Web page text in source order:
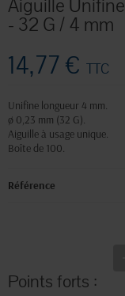
Aiguille
- 32 G / 4 mm
14,77 € TTC
Unifine longueur 4 mm.
ø 0,23 mm (32 G).
Aiguille à usage unique.
Boîte de 100.
Référence
Points forts :